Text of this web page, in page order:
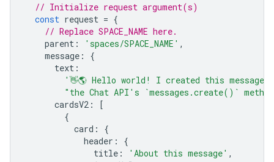
// Initialize request argument(s)
const request = {
// Replace SPACE_NAME here.
parent : 'spaces/SPACE_NAME' ,
message :
{
text :
'👋🌎 Hello world! I created this
"the Chat API's `messages.create()`
cardsV2 :
[
{
card :
{
header :
{
title : 'About this message' ,